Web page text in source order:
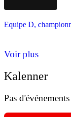
Equipe D,
Voir plus
Kalenner
Pas